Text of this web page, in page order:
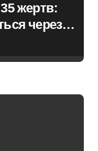
жертв:
через